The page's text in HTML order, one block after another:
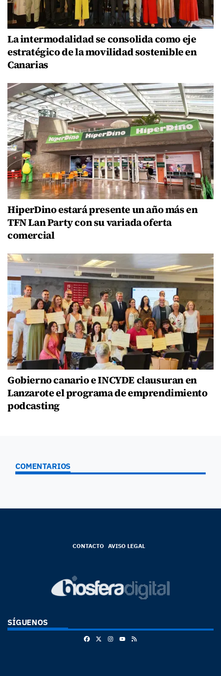
La intermodalidad se consolida como eje
estratégico de la movilidad sostenible en
Canarias
HiperDino estará presente un año más en
TFN Lan Party con su variada oferta
comercial
Gobierno canario e INCYDE clausuran en
Lanzarote el programa de emprendimiento
podcasting
COMENTARIOS
CONTACTO AVISO LEGAL
SÍGUENOS
FacebookInstagram